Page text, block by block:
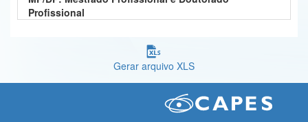
Profissional
Gerar arquivo XLS